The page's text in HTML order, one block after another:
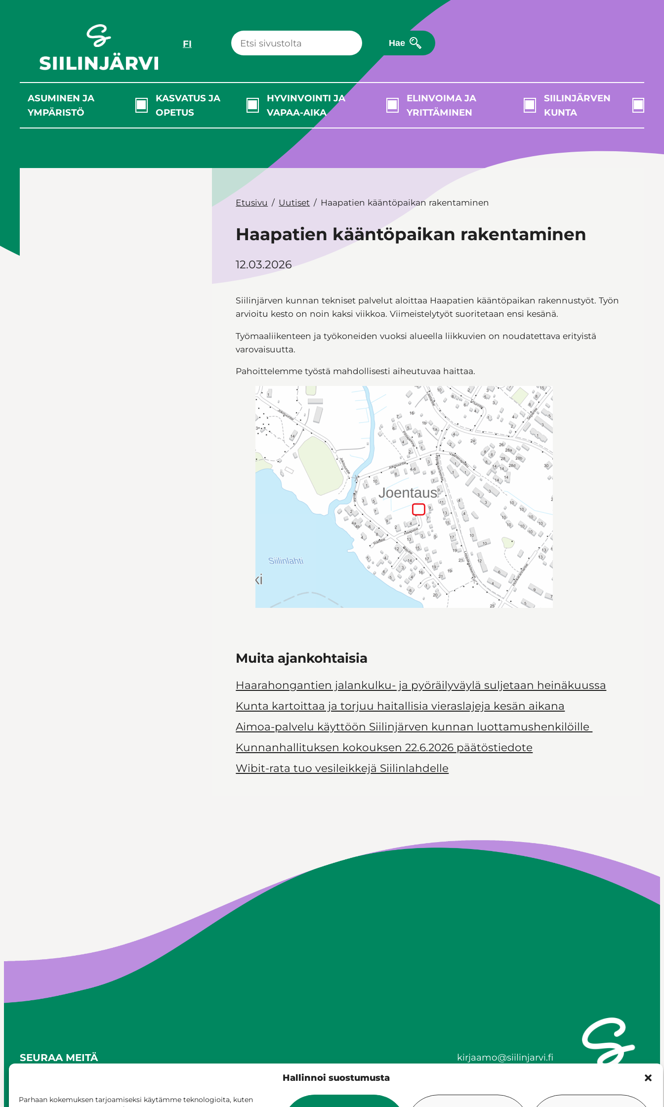
Hallinnoi suostumusta
Parhaan kokemuksen tarjoamiseksi käytämme teknologioita, kuten
FI Hae
ASUMINEN JA
YMPÄRISTÖ
KASVATUS JA
OPETUS
HYVINVOINTI JA
VAPAA-AIKA
ELINVOIMA JA
YRITTÄMINEN
SIILINJÄRVEN
KUNTA
Etusivu Uutiset Haapatien kääntöpaikan rakentaminen
Haapatien kääntöpaikan rakentaminen
12.03.2026
Siilinjärven kunnan tekniset palvelut aloittaa Haapatien kääntöpaikan rakennustyöt. Työn
arvioitu kesto on noin kaksi viikkoa. Viimeistelytyöt suoritetaan ensi kesänä.
Työmaaliikenteen ja työkoneiden vuoksi alueella liikkuvien on noudatettava erityistä
varovaisuutta.
Pahoittelemme työstä mahdollisesti aiheutuvaa haittaa.
Muita ajankohtaisia
Haarahongantien jalankulku- ja pyöräilyväylä suljetaan heinäkuussa
Kunta kartoittaa ja torjuu haitallisia vieraslajeja kesän aikana
Aimoa-palvelu käyttöön Siilinjärven kunnan luottamushenkilöille
Kunnanhallituksen kokouksen 22.6.2026 päätöstiedote
Wibit-rata tuo vesileikkejä Siilinlahdelle
SEURAA MEITÄ
kirjaamo@siilinjarvi.fi
y-tunnus 0172718-0